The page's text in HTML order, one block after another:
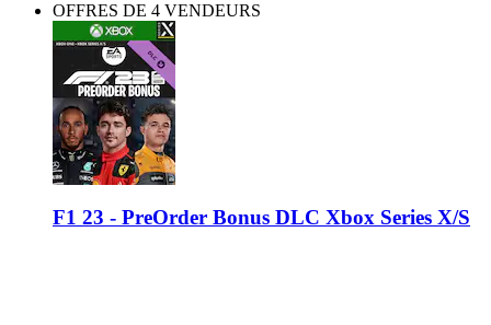
OFFRES DE 4 VENDEURS
F1 23 - PreOrder Bonus DLC Xbox Series X/S